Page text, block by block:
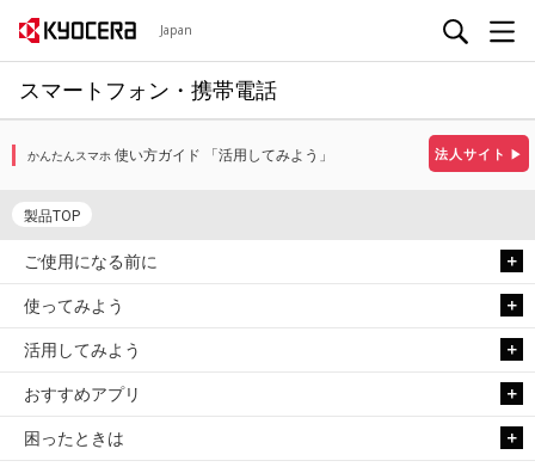
Japan
スマートフォン・携帯電話
法人サイト ▶
かんたんスマホ 使い方ガイド 「活用してみよう」
製品TOP
ご使用になる前に
使ってみよう
活用してみよう
おすすめアプリ
困ったときは